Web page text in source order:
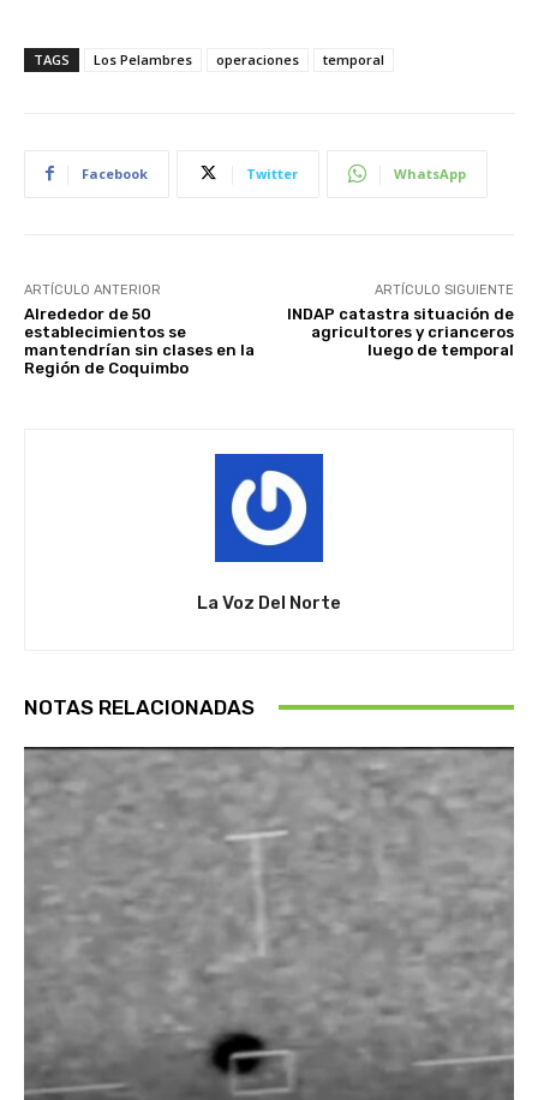
TAGS Los Pelambres operaciones temporal
Facebook Twitter WhatsApp
ARTÍCULO ANTERIOR
Alrededor de 50
establecimientos se
mantendrían sin clases en la
Región de Coquimbo
ARTÍCULO SIGUIENTE
INDAP catastra situación de
agricultores y crianceros
luego de temporal
La Voz Del Norte
NOTAS RELACIONADAS